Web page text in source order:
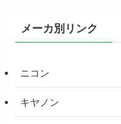
メーカ別リンク
ニコン
キヤノン